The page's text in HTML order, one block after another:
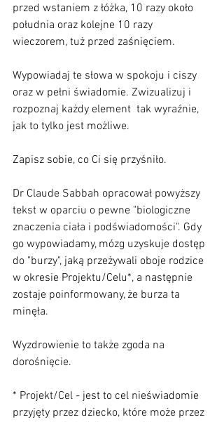
przed wstaniem z łóżka, 10 razy około
południa oraz kolejne 10 razy
wieczorem, tuż przed zaśnięciem.
Wypowiadaj te słowa w spokoju i ciszy
oraz w pełni świadomie. Zwizualizuj i
rozpoznaj każdy element  tak wyraźnie,
jak to tylko jest możliwe.
Zapisz sobie, co Ci się przyśniło.
Dr Claude Sabbah opracował powyższy
tekst w oparciu o pewne "biologiczne
znaczenia ciała i podświadomości". Gdy
go wypowiadamy, mózg uzyskuje dostęp
do "burzy", jaką przeżywali oboje rodzice
w okresie Projektu/Celu*, a następnie
zostaje poinformowany, że burza ta
minęła.
Wyzdrowienie to także zgoda na
dorośnięcie.
* Projekt/Cel - jest to cel nieświadomie
przyjęty przez dziecko, które może przez